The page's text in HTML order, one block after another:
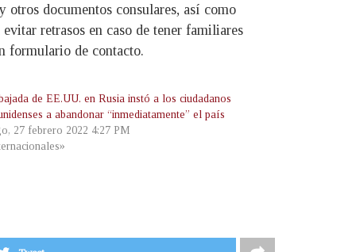
otros documentos consulares, así como
retrasos en caso de tener familiares
formulario de contacto.
de EE.UU. en Rusia instó a los ciudadanos
a abandonar “inmediatamente” el país
27 febrero 2022 4:27 PM